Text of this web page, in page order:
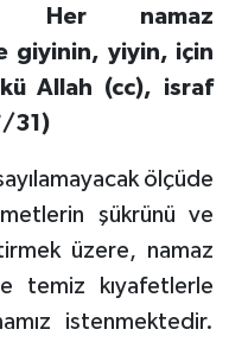
Her namaz
giyinin, yiyin, için
Allah (cc), israf
31)
ölçüde
şükrünü ve
üzere, namaz
temiz kıyafetlerle
istenmektedir.